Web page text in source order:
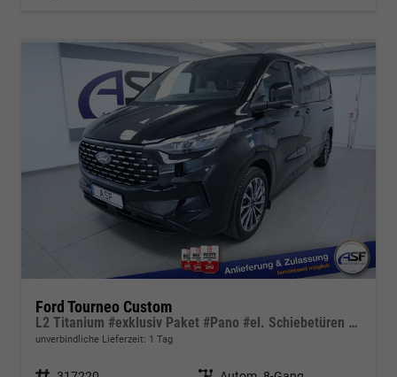
Ford Tourneo Custom
L2 Titanium #exklusiv Paket #Pano #el. Schiebetüren #ACC #LED
unverbindliche Lieferzeit: 1 Tag